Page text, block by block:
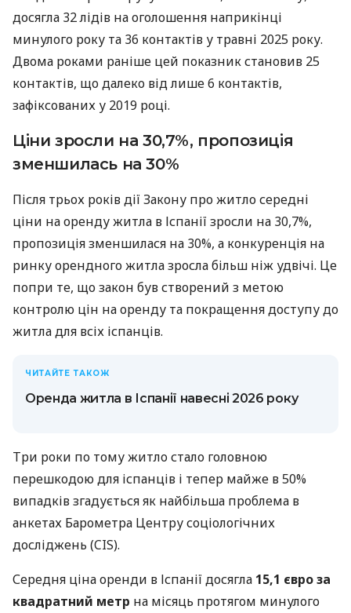
досягла 32 лідів на оголошення наприкінці
минулого року та 36 контактів у травні 2025 року.
Двома роками раніше цей показник становив 25
контактів, що далеко від лише 6 контактів,
зафіксованих у 2019 році.
Ціни зросли на 30,7%, пропозиція
зменшилась на 30%
Після трьох років дії Закону про житло середні
ціни на оренду житла в Іспанії зросли на 30,7%,
пропозиція зменшилася на 30%, а конкуренція на
ринку орендного житла зросла більш ніж удвічі. Це
попри те, що закон був створений з метою
контролю цін на оренду та покращення доступу до
житла для всіх іспанців.
ЧИТАЙТЕ ТАКОЖ
Оренда житла в Іспанії навесні 2026 року
Три роки по тому житло стало головною
перешкодою для іспанців і тепер майже в 50%
випадків згадується як найбільша проблема в
анкетах Барометра Центру соціологічних
досліджень (CIS).
Середня ціна оренди в Іспанії досягла 15,1 євро за
квадратний метр на місяць протягом минулого